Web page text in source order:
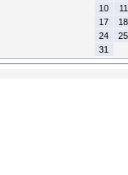
10
11
17
18
24
25
31